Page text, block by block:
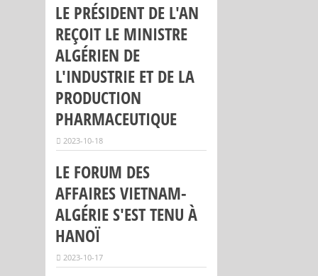
LE PRÉSIDENT DE L'AN
REÇOIT LE MINISTRE
ALGÉRIEN DE
L'INDUSTRIE ET DE LA
PRODUCTION
PHARMACEUTIQUE
2023-10-18
LE FORUM DES
AFFAIRES VIETNAM-
ALGÉRIE S'EST TENU À
HANOÏ
2023-10-17